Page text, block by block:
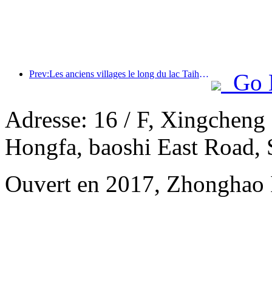
Prev:Les anciens villages le long du lac Taihu à Huzhou, dans la province du Zhejiang, ont commencé à être rénovés et modernisés, avec un investissement de près d'un milliard de yuans.
Go
Adresse: 16 / F,
Hongfa, baoshi East Road,
Ouvert en 2017,